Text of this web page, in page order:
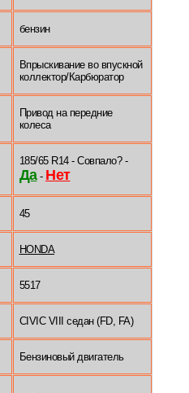
бензин
Впрыскивание во впускной
коллектор/Карбюратор
Привод на передние
колеса
185/65 R14 - Совпало? -
Да- Нет
45
HONDA
5517
CIVIC VIII седан (FD, FA)
Бензиновый двигатель